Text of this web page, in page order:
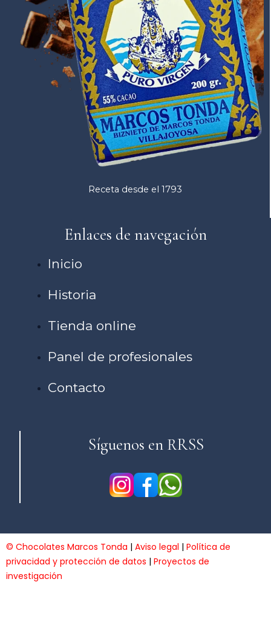
Receta desde el 1793
Enlaces de navegación
Inicio
Historia
Tienda online
Panel de profesionales
Contacto
Síguenos en RRSS
© Chocolates Marcos Tonda | Aviso legal | Política de
privacidad y protección de datos | Proyectos de
investigación